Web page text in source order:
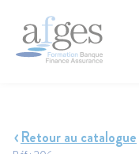
Retour au catalogue